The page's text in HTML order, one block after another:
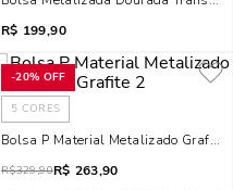
R$ 199,90
-20% OFF
5 CORES
Bolsa P Material Metalizado Grafite
R$329,90R$ 263,90